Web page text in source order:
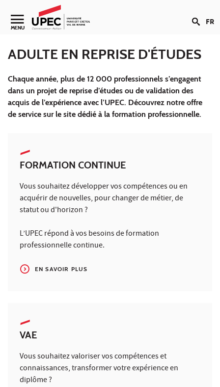
Aller au contenu
Navigation secondaire
MENU FR
ADULTE EN REPRISE D'ÉTUDES
Chaque année, plus de 12 000 professionnels s’engagent
dans un projet de reprise d’études ou de validation des
acquis de l’expérience avec l’UPEC. Découvrez notre offre
de service sur le site dédié à la formation professionnelle.
FORMATION CONTINUE
Vous souhaitez développer vos compétences ou en
acquérir de nouvelles, pour changer de métier, de
statut ou d'horizon ?
L’UPEC répond à vos besoins de formation
professionnelle continue.
EN SAVOIR PLUS
VAE
Vous souhaitez valoriser vos compétences et
connaissances, transformer votre expérience en
diplôme ?